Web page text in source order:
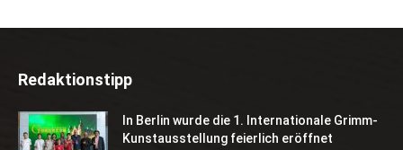
Redaktionstipp
In Berlin wurde die 1. Internationale Grimm-
Kunstausstellung feierlich eröffnet